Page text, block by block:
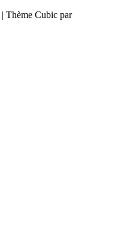
| Thème Cubic par